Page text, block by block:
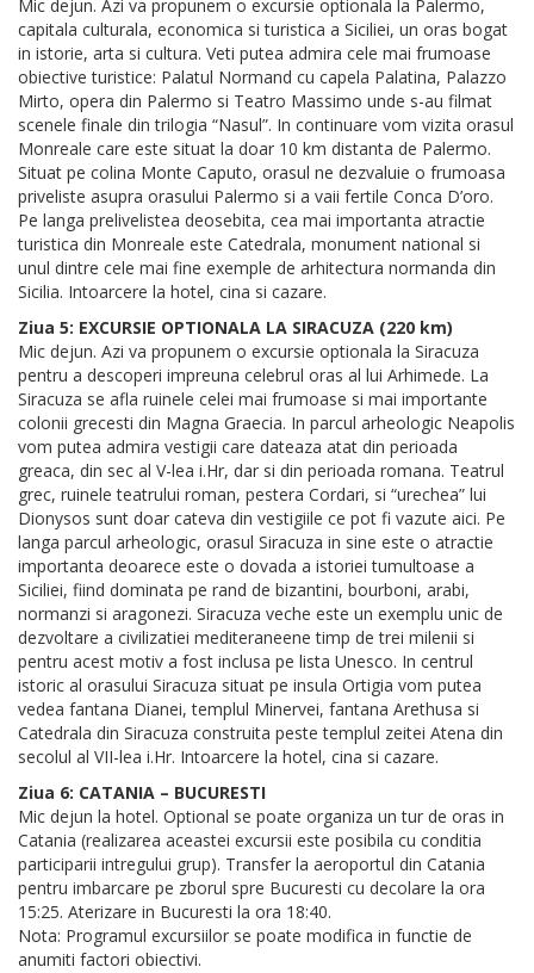
Mic dejun. Azi va propunem o excursie optionala la Palermo,
capitala culturala, economica si turistica a Siciliei, un oras bogat
in istorie, arta si cultura. Veti putea admira cele mai frumoase
obiective turistice: Palatul Normand cu capela Palatina, Palazzo
Mirto, opera din Palermo si Teatro Massimo unde s-au filmat
scenele finale din trilogia “Nasul”. In continuare vom vizita orasul
Monreale care este situat la doar 10 km distanta de Palermo.
Situat pe colina Monte Caputo, orasul ne dezvaluie o frumoasa
priveliste asupra orasului Palermo si a vaii fertile Conca D’oro.
Pe langa prelivelistea deosebita, cea mai importanta atractie
turistica din Monreale este Catedrala, monument national si
unul dintre cele mai fine exemple de arhitectura normanda din
Sicilia. Intoarcere la hotel, cina si cazare.
Ziua 5: EXCURSIE OPTIONALA LA SIRACUZA (220 km)
Mic dejun. Azi va propunem o excursie optionala la Siracuza
pentru a descoperi impreuna celebrul oras al lui Arhimede. La
Siracuza se afla ruinele celei mai frumoase si mai importante
colonii grecesti din Magna Graecia. In parcul arheologic Neapolis
vom putea admira vestigii care dateaza atat din perioada
greaca, din sec al V-lea i.Hr, dar si din perioada romana. Teatrul
grec, ruinele teatrului roman, pestera Cordari, si “urechea” lui
Dionysos sunt doar cateva din vestigiile ce pot fi vazute aici. Pe
langa parcul arheologic, orasul Siracuza in sine este o atractie
importanta deoarece este o dovada a istoriei tumultoase a
Siciliei, fiind dominata pe rand de bizantini, bourboni, arabi,
normanzi si aragonezi. Siracuza veche este un exemplu unic de
dezvoltare a civilizatiei mediteraneene timp de trei milenii si
pentru acest motiv a fost inclusa pe lista Unesco. In centrul
istoric al orasului Siracuza situat pe insula Ortigia vom putea
vedea fantana Dianei, templul Minervei, fantana Arethusa si
Catedrala din Siracuza construita peste templul zeitei Atena din
secolul al VII-lea i.Hr. Intoarcere la hotel, cina si cazare.
Ziua 6: CATANIA – BUCURESTI
Mic dejun la hotel. Optional se poate organiza un tur de oras in
Catania (realizarea aceastei excursii este posibila cu conditia
participarii intregului grup). Transfer la aeroportul din Catania
pentru imbarcare pe zborul spre Bucuresti cu decolare la ora
15:25. Aterizare in Bucuresti la ora 18:40.
Nota: Programul excursiilor se poate modifica in functie de
anumiti factori obiectivi.